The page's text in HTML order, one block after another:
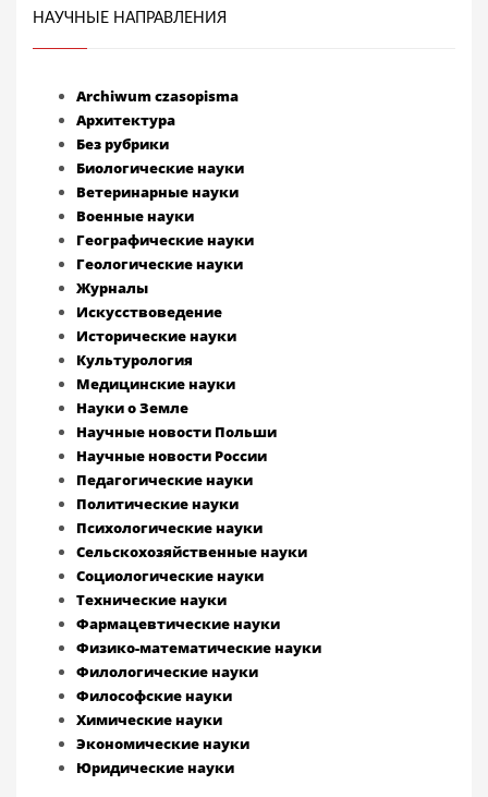
НАУЧНЫЕ НАПРАВЛЕНИЯ
Archiwum czasopisma
Архитектура
Без рубрики
Биологические науки
Ветеринарные науки
Военные науки
Географические науки
Геологические науки
Журналы
Искусствоведение
Исторические науки
Культурология
Медицинские науки
Науки о Земле
Научные новости Польши
Научные новости России
Педагогические науки
Политические науки
Психологические науки
Сельскохозяйственные науки
Социологические науки
Технические науки
Фармацевтические науки
Физико-математические науки
Филологические науки
Философские науки
Химические науки
Экономические науки
Юридические науки